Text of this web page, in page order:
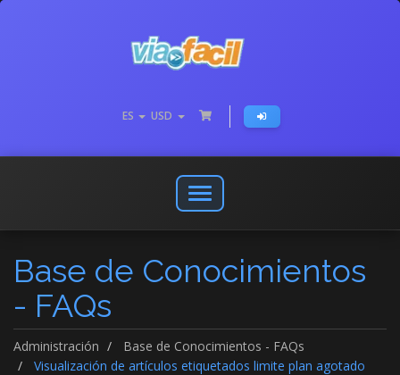
ES USD
Abrir
o
menú
de
Base de Conocimientos
- FAQs
Administración
Base de Conocimientos - FAQs
Visualización de artículos etiquetados limite plan agotado